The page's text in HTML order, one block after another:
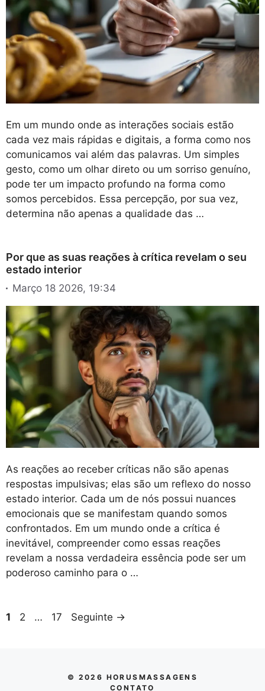
Em um mundo onde as interações sociais estão
cada vez mais rápidas e digitais, a forma como nos
comunicamos vai além das palavras. Um simples
gesto, como um olhar direto ou um sorriso genuíno,
pode ter um impacto profundo na forma como
somos percebidos. Essa percepção, por sua vez,
determina não apenas a qualidade das …
Por que as suas reações à crítica revelam o seu
estado interior
Março 18 2026, 19:34
As reações ao receber críticas não são apenas
respostas impulsivas; elas são um reflexo do nosso
estado interior. Cada um de nós possui nuances
emocionais que se manifestam quando somos
confrontados. Em um mundo onde a crítica é
inevitável, compreender como essas reações
revelam a nossa verdadeira essência pode ser um
poderoso caminho para o …
Página
1 Página
2 … Página
17 Seguinte →
© 2026 HORUSMASSAGENS
CONTATO